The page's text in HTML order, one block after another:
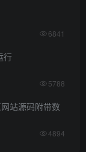
6841
行
5788
站源码附带数
4894